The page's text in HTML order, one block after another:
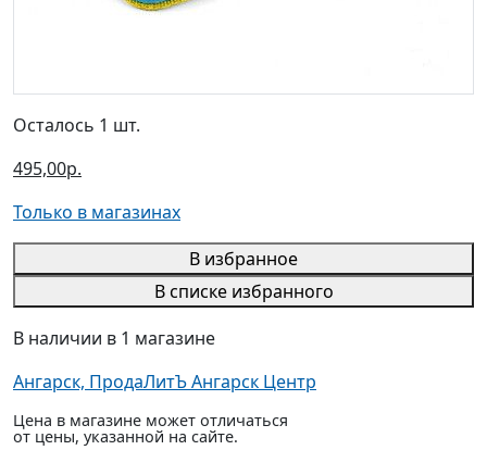
Осталось 1 шт.
495,00р.
Только в магазинах
В избранное
В списке избранного
В наличии в 1 магазине
Ангарск, ПродаЛитЪ Ангарск Центр
Цена в магазине может отличаться
от цены, указанной на сайте.